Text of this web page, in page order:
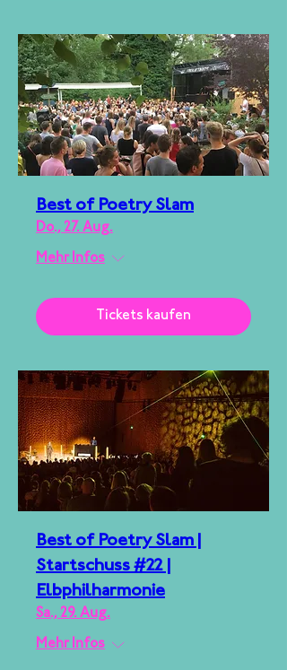
Best of Poetry Slam
Do., 27. Aug.
Mehr Infos
Tickets kaufen
Best of Poetry Slam |
Startschuss #22 |
Elbphilharmonie
Sa., 29. Aug.
Mehr Infos